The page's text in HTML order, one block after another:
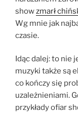
showzmarł
Wg mnie jak
czasie.
Idąc dalej: to nie
muzyki także są
co kończy się
uzależnieniami.
przykłady ofiar